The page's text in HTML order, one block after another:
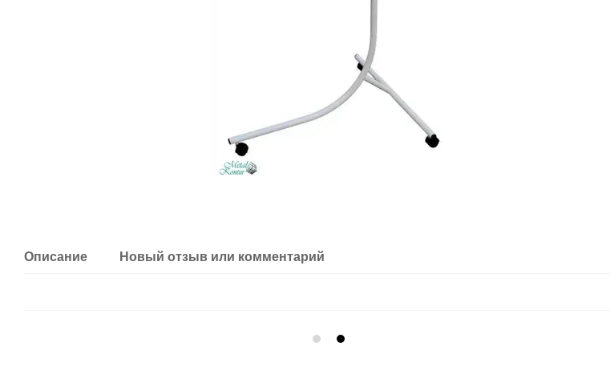
Описание Новый отзыв или комментарий